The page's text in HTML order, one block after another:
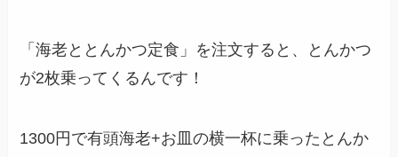
「海老ととんかつ定食」を注文すると、とんかつ
が2枚乗ってくるんです！
1300円で有頭海老+お皿の横一杯に乗ったとんか